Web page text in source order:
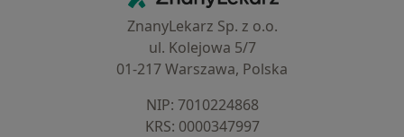
ZnanyLekarz Sp. z o.o.
ul. Kolejowa 5/7
01-217 Warszawa, Polska
NIP: ⁠7010224868
KRS: ⁠0000347997